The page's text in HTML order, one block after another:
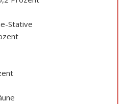
Stative